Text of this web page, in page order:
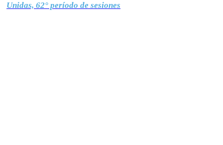
Unidas, 62° período de sesiones